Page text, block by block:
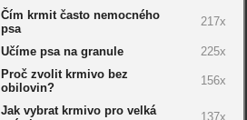
Čím krmit často nemocného
psa
217x
Učíme psa na granule 225x
Proč zvolit krmivo bez
obilovin?
156x
Jak vybrat krmivo pro velká
137x